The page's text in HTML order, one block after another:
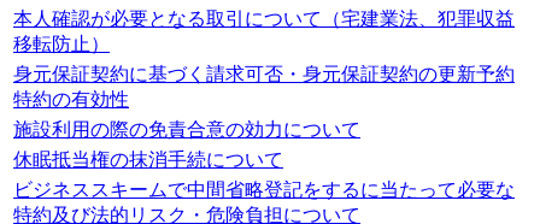
本人確認が必要となる取引について（宅建業法、犯罪収益
移転防止）
身元保証契約に基づく請求可否・身元保証契約の更新予約
特約の有効性
施設利用の際の免責合意の効力について
休眠抵当権の抹消手続について
ビジネススキームで中間省略登記をするに当たって必要な
特約及び法的リスク・危険負担について